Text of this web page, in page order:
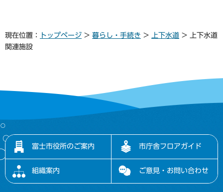
現在位置： トップページ > 暮らし・手続き > 上下水道 > 上下水道
関連施設
富士市役所のご案内 市庁舎フロアガイド
組織案内 ご意見・お問い合わせ